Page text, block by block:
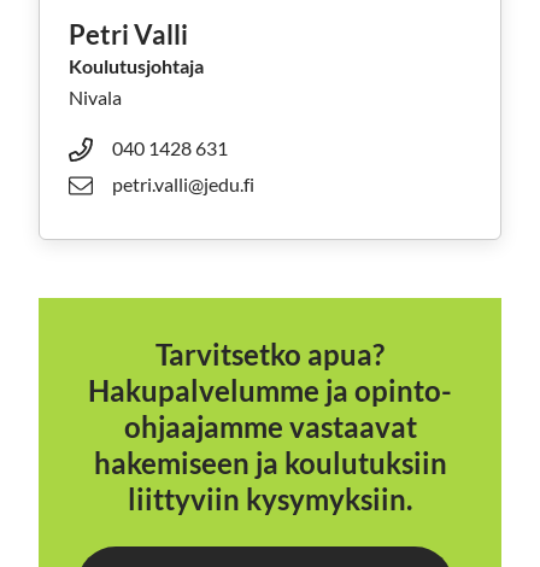
Petri Valli
Koulutusjohtaja
Nivala
040 1428 631
petri.valli@jedu.fi
Tarvitsetko apua?
Hakupalvelumme ja opinto-
ohjaajamme vastaavat
hakemiseen ja koulutuksiin
liittyviin kysymyksiin.